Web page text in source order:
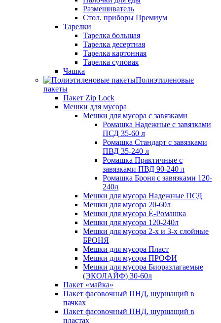
Размешиватель
Стол. приборы Премиум
Тарелки
Тарелка большая
Тарелка десертная
Тарелка картонная
Тарелка суповая
Чашка
Полиэтиленовые
пакеты
Пакет Zip Lock
Мешки для мусора
Мешки для мусора с завязками
Ромашка Надежные с завязками
ПСД 35-60 л
Ромашка Стандарт с завязками
ПВД 35-240 л
Ромашка Практичные с
завязками ПВД 90-240 л
Ромашка Броня с завязками 120-
240л
Мешки для мусора Надежные ПСД
Мешки для мусора 20-60л
Мешки для мусора Ё-Ромашка
Мешки для мусора 120-240л
Мешки для мусора 2-х и 3-х слойные
БРОНЯ
Мешки для мусора Пласт
Мешки для мусора ПРОФИ
Мешки для мусора Биоразлагаемые
(ЭКОЛАЙФ) 30-60л
Пакет «майка»
Пакет фасовочный ПНД, шуршащий в
пачках
Пакет фасовочный ПНД, шуршащий в
пластах